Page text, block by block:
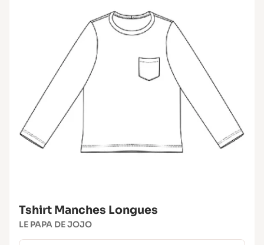
Thermocollant
3 boutons de 2 cm de diamètre environ
Aiguille spéciale jersey (taille 80/90)
Aiguille double spéciale jersey
(écartement 2–3 mm)
Tshirt Manches Longues
LE PAPA DE JOJO